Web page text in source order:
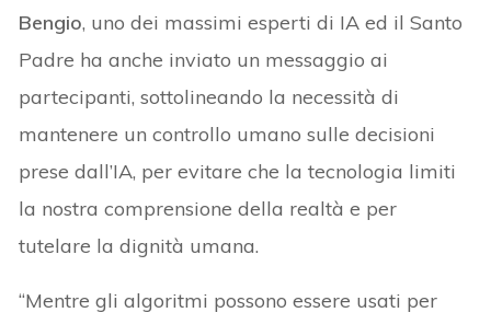
Bengio, uno dei massimi esperti di IA ed il Santo
Padre ha anche inviato un messaggio ai
partecipanti, sottolineando la necessità di
mantenere un controllo umano sulle decisioni
prese dall’IA, per evitare che la tecnologia limiti
la nostra comprensione della realtà e per
tutelare la dignità umana.
“Mentre gli algoritmi possono essere usati per